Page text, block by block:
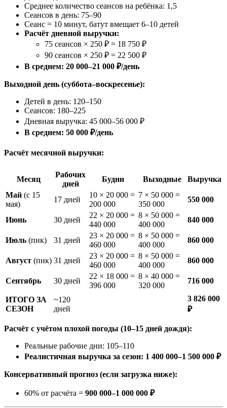
Среднее количество сеансов на ребёнка: 1,5
Сеансов в день: 75–90
Сеанс = 10 минут, батут вмещает 6–10 детей
Расчёт дневной выручки:
75 сеансов × 250 ₽ = 18 750 ₽
90 сеансов × 250 ₽ = 22 500 ₽
В среднем: 20 000–21 000 ₽/день
Выходной день (суббота–воскресенье):
Детей в день: 120–150
Сеансов: 180–225
Дневная выручка: 45 000–56 000 ₽
В среднем: 50 000 ₽/день
Расчёт месячной выручки:
Месяц
Рабочих
дней
Будни Выходные
Выручка
Май (с 15
мая)
17 дней
10 × 20 000 =
200 000
7 × 50 000 =
350 000
550 000
Июнь 30 дней
22 × 20 000 =
440 000
8 × 50 000 =
400 000
840 000
Июль (пик) 31 дней
23 × 20 000 =
460 000
8 × 50 000 =
400 000
860 000
Август (пик) 31 дней
23 × 20 000 =
460 000
8 × 50 000 =
400 000
860 000
Сентябрь 30 дней
22 × 18 000 =
396 000
8 × 40 000 =
320 000
716 000
ИТОГО ЗА
СЕЗОН
~120
дней
3 826 000
₽
Расчёт с учётом плохой погоды (10–15 дней дождя):
Реальные рабочие дни: 105–110
Реалистичная выручка за сезон: 1 400 000–1 500 000 ₽
Консервативный прогноз (если загрузка ниже):
60% от расчёта = 900 000–1 000 000 ₽